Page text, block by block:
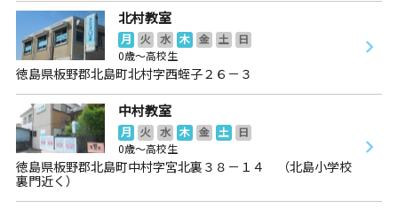
北村教室
月 火 水 木 金 土
日
0歳～高校生
徳島県板野郡北島町北村字西蛭子２６－３
中村教室
月 火 水 木 金 土
日
0歳～高校生
徳島県板野郡北島町中村字宮北裏３８－１４ （北島小学校
裏門近く）